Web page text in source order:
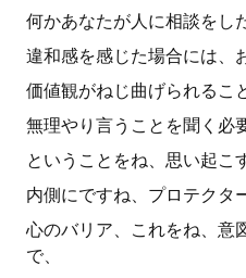
何かあなたが人に相談をし
違和感を感じた場合には、
価値観がねじ曲げられるこ
無理やり言うことを聞く必
ということをね、思い起こ
内側にですね、プロテクタ
心のバリア、これをね、意
で、